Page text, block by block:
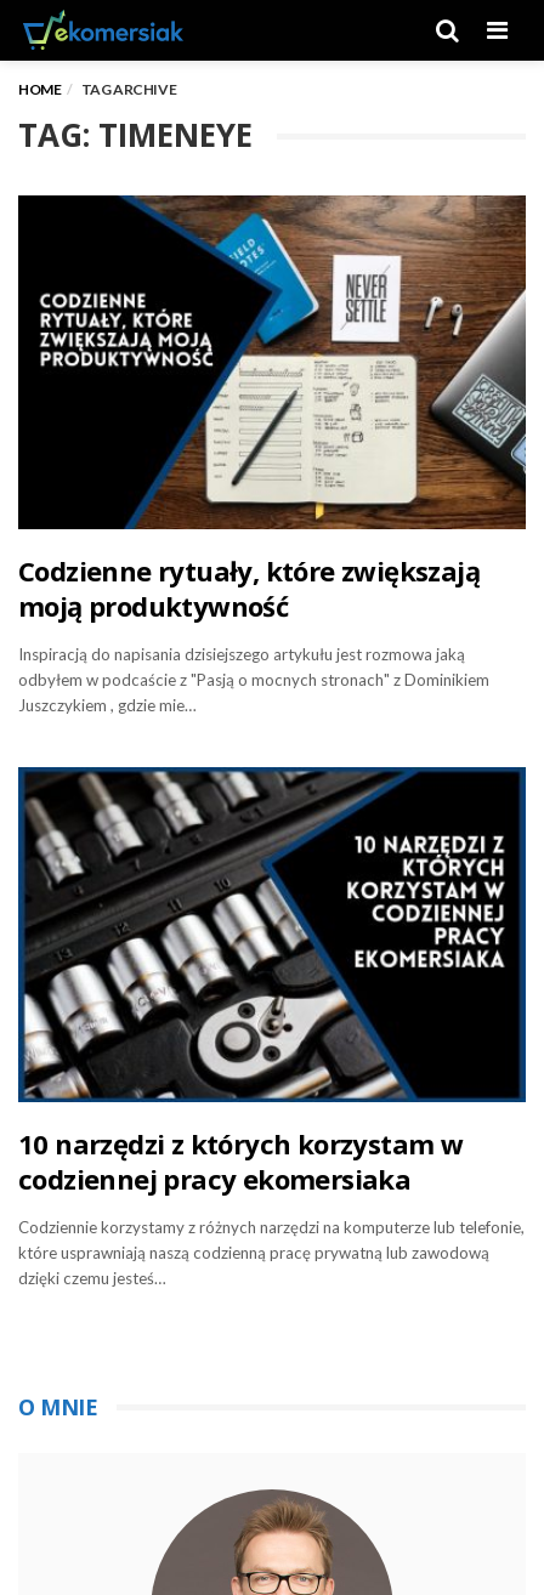
HOME TAG ARCHIVE
TAG: TIMENEYE
Codzienne rytuały, które zwiększają
moją produktywność
Inspiracją do napisania dzisiejszego artykułu jest rozmowa jaką
odbyłem w podcaście z "Pasją o mocnych stronach" z Dominikiem
Juszczykiem , gdzie mie…
10 narzędzi z których korzystam w
codziennej pracy ekomersiaka
Codziennie korzystamy z różnych narzędzi na komputerze lub telefonie,
które usprawniają naszą codzienną pracę prywatną lub zawodową
dzięki czemu jesteś…
O MNIE